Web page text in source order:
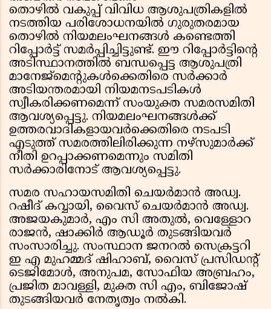
തൊഴിൽ വകുപ്പ് വിവിധ ആശുപത്രികളിൽ
നടത്തിയ പരിശോധനയിൽ ഗുരുതരമായ
തൊഴിൽ നിയമലംഘനങ്ങൾ കണ്ടെത്തി
റിപ്പോർട്ട് സമർപ്പിച്ചിട്ടുണ്ട്. ഈ റിപ്പോർട്ടിൻ്റെ
അടിസ്ഥാനത്തിൽ ബന്ധപ്പെട്ട ആശുപത്രി
മാനേജ്‌മെന്റുകൾക്കെതിരെ സർക്കാർ
അടിയന്തരമായി നിയമനടപടികൾ
സ്വീകരിക്കണമെന്ന് സംയുക്ത സമരസമിതി
ആവശ്യപ്പെട്ടു. നിയമലംഘനങ്ങൾക്ക്
ഉത്തരവാദികളായവർക്കെതിരെ നടപടി
എടുത്ത് സമരത്തിലിരിക്കുന്ന നഴ്‌സുമാർക്ക്
നീതി ഉറപ്പാക്കണമെന്നും സമിതി
സർക്കാരിനോട് ആവശ്യപ്പെട്ടു.
സമര സഹായസമിതി ചെയർമാൻ അഡ്വ.
റഷീദ് കവ്വായി, വൈസ് ചെയർമാൻ അഡ്വ.
അജയകുമാർ, എം സി അതുൽ, വെള്ളോറ
രാജൻ, ഷാക്കിർ ആഡൂർ തുടങ്ങിയവർ
സംസാരിച്ചു. സംസ്ഥാന ജനറൽ സെക്രട്ടറി
ഇ എ മുഹമ്മദ് ഷിഹാബ്, വൈസ് പ്രസിഡന്റ്
ടെജിമോൾ, അനുപമ, സോഫിയ അബ്രഹം,
പ്രജിത മാവള്ളി, മുക്ത സി എം, ബിജോഷ്
തുടങ്ങിയവർ നേതൃത്വം നൽകി.